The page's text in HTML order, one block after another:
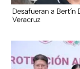
Desafueran a
Veracruz